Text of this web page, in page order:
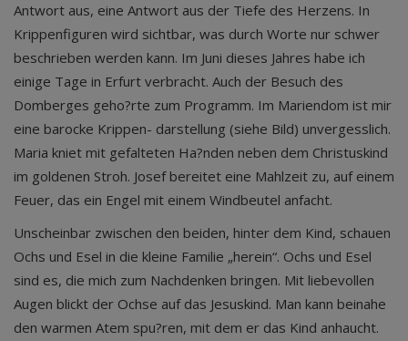
Antwort aus, eine Antwort aus der Tiefe des Herzens. In
Krippenfiguren wird sichtbar, was durch Worte nur schwer
beschrieben werden kann. Im Juni dieses Jahres habe ich
einige Tage in Erfurt verbracht. Auch der Besuch des
Domberges geho?rte zum Programm. Im Mariendom ist mir
eine barocke Krippen- darstellung (siehe Bild) unvergesslich.
Maria kniet mit gefalteten Ha?nden neben dem Christuskind
im goldenen Stroh. Josef bereitet eine Mahlzeit zu, auf einem
Feuer, das ein Engel mit einem Windbeutel anfacht.
Unscheinbar zwischen den beiden, hinter dem Kind, schauen
Ochs und Esel in die kleine Familie „herein“. Ochs und Esel
sind es, die mich zum Nachdenken bringen. Mit liebevollen
Augen blickt der Ochse auf das Jesuskind. Man kann beinahe
den warmen Atem spu?ren, mit dem er das Kind anhaucht.